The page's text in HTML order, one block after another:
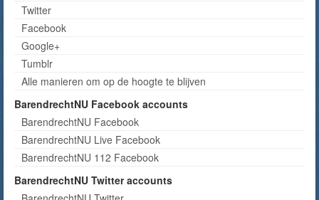
Twitter
Facebook
Google+
Tumblr
Alle manieren om op de hoogte te blijven
BarendrechtNU Facebook accounts
BarendrechtNU Facebook
BarendrechtNU Live Facebook
BarendrechtNU 112 Facebook
BarendrechtNU Twitter accounts